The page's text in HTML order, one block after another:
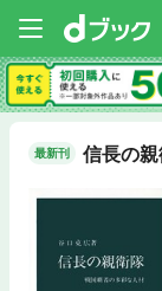
最新刊 信長の